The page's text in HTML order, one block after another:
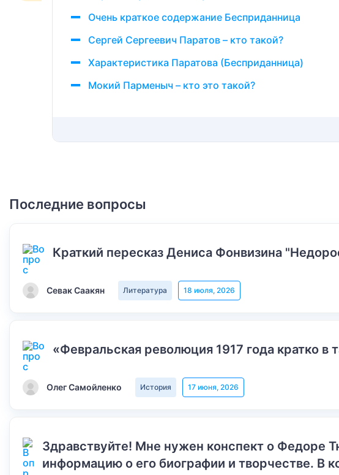
Очень краткое содержание Бесприданница
Сергей Сергеевич Паратов – кто такой?
Характеристика Паратова (Бесприданница)
Мокий Парменыч – кто это такой?
Последние вопросы
Краткий пересказ Дениса Фонвизина
Севак Саакян Литература 18 июля, 2026
«Февральская революция 1917 года кратко в
Олег Самойленко История 17 июня, 2026
Здравствуйте! Мне нужен конспект о Федоре
информацию о его биографии и творчестве. В